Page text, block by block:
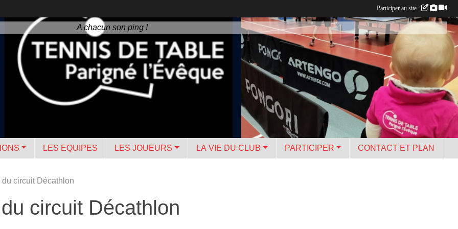
A chacun son ping !
LES EQUIPES LES JOUEURS LA VIE DU CLUB PARTICIPER CONTACT ET PLAN
du circuit Décathlon
circuit Décathlon
Participer au site :